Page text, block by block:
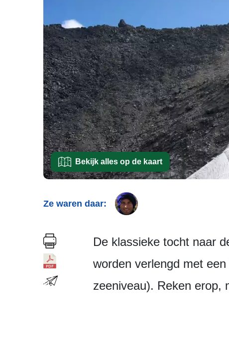
Bekijk alles op de kaart
Ze waren daar:
De klassieke tocht naar
worden verlengd met
zeeniveau). Reken erop,